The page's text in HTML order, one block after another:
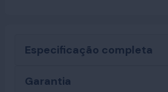
Especificação completa
Garantia